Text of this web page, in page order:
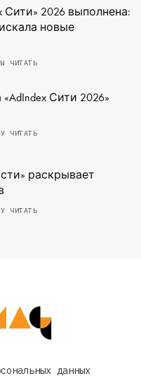
Сити» 2026 выполнена:
новые
ЧИТАТЬ
Сити 2026»
ЧИТАТЬ
раскрывает
ЧИТАТЬ
данных